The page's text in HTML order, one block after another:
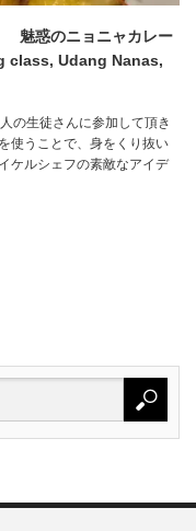
魅惑のニョニャカレー
class, Udang Nanas,
の生徒さんに参加して頂き
使うことで、身をくり抜い
ケルシェフの素敵なアイデ